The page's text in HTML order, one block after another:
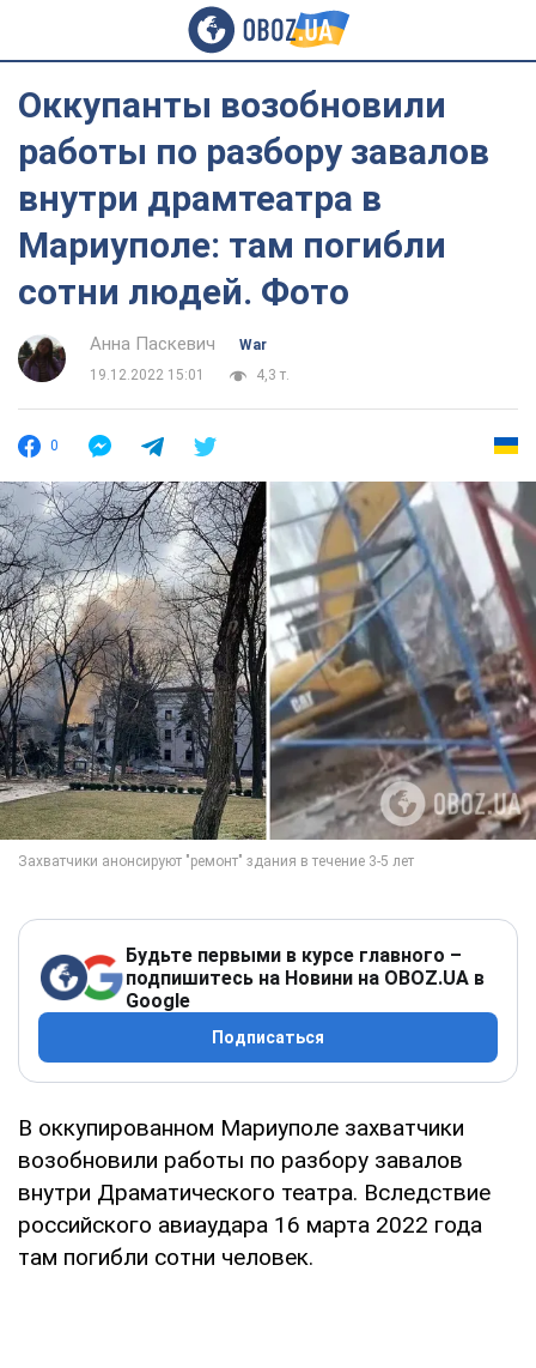
Оккупанты возобновили
работы по разбору завалов
внутри драмтеатра в
Мариуполе: там погибли
сотни людей. Фото
Анна Паскевич
War
19.12.2022 15:01
4,3 т.
0
Будьте первыми в курсе главного –
подпишитесь на Новини на OBOZ.UA в
Google
Подписаться
В оккупированном Мариуполе захватчики
возобновили работы по разбору завалов
внутри Драматического театра. Вследствие
российского авиаудара 16 марта 2022 года
там погибли сотни человек.